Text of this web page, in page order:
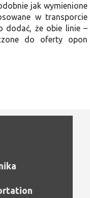
jak wymienione
w transporcie
dodać, że obie linie –
do oferty opon